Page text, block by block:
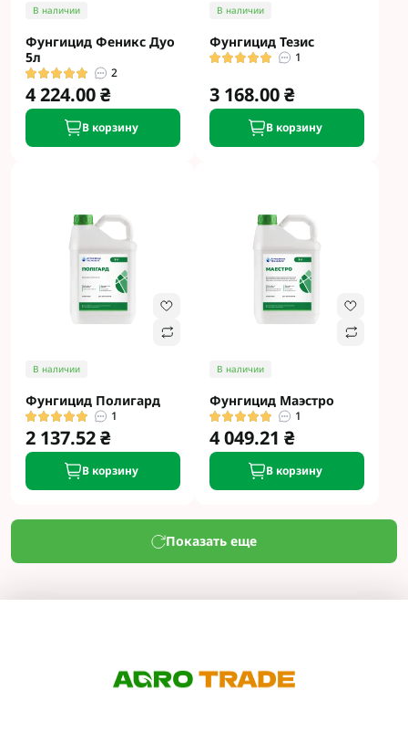
В наличии
Фунгицид Феникс Дуо
5л
2
4 224.00 ₴
В корзину
В наличии
Фунгицид Тезис
1
3 168.00 ₴
В корзину
В наличии
Фунгицид Полигард
1
2 137.52 ₴
В корзину
В наличии
Фунгицид Маэстро
1
4 049.21 ₴
В корзину
Показать еще